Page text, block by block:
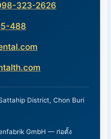
323-2626
488
District, Chon Buri
GmbH — ก่อตั้ง